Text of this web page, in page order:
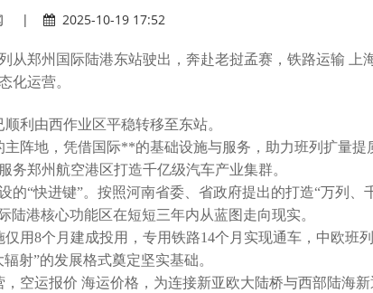
| 2025-10-19 17:52
从郑州国际陆港东站驶出，奔赴老挝孟赛， 铁路运输 上
化运营。
利由西作业区平稳转移至东站。
阵地，凭借国际**的基础设施与服务，助力班列扩量提
郑州航空港区打造千亿级汽车产业集群。
的“快进键”。按照河南省委、省政府提出的打造“万列、
港核心功能区在短短三年内从蓝图走向现实。
用8个月建成投用，专用铁路14个月实现通车，中欧班
射”的发展格式奠定坚实基础。
空运报价 海运价格 ，为连接新亚欧大陆桥与西部陆海